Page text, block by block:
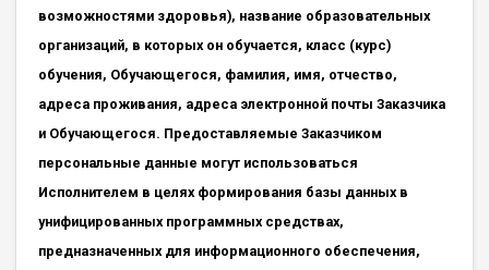
возможностями здоровья), название образовательных
организаций, в которых он обучается, класс (курс)
обучения, Обучающегося, фамилия, имя, отчество,
адреса проживания, адреса электронной почты Заказчика
и Обучающегося. Предоставляемые Заказчиком
персональные данные могут использоваться
Исполнителем в целях формирования базы данных в
унифицированных программных средствах,
предназначенных для информационного обеспечения,